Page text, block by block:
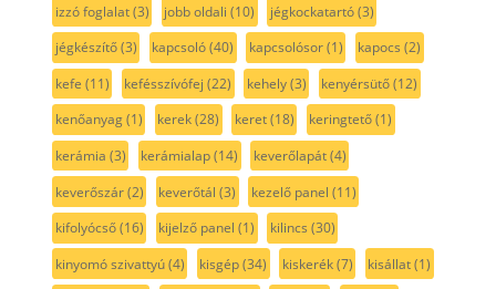
izzó foglalat(3) jobb oldali (10) jégkockatartó(3)
jégkészítő(3) kapcsoló(40) kapcsolósor(1) kapocs (2)
kefe (11) kefésszívófej (22) kehely(3) kenyérsütő(12)
kenőanyag(1) kerek(28) keret(18) keringtető(1)
kerámia (3) kerámialap(14) keverőlapát(4)
keverőszár(2) keverőtál (3) kezelő panel (11)
kifolyócső(16) kijelző panel (1) kilincs (30)
kinyomó szivattyú(4) kisgép(34) kiskerék(7) kisállat(1)